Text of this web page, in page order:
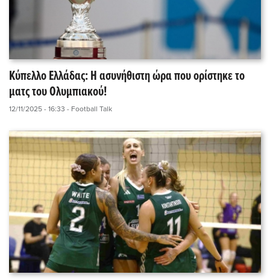
Κύπελλο Ελλάδας: Η ασυνήθιστη ώρα που ορίστηκε το
ματς του Ολυμπιακού!
12/11/2025 - 16:33 - Football Talk